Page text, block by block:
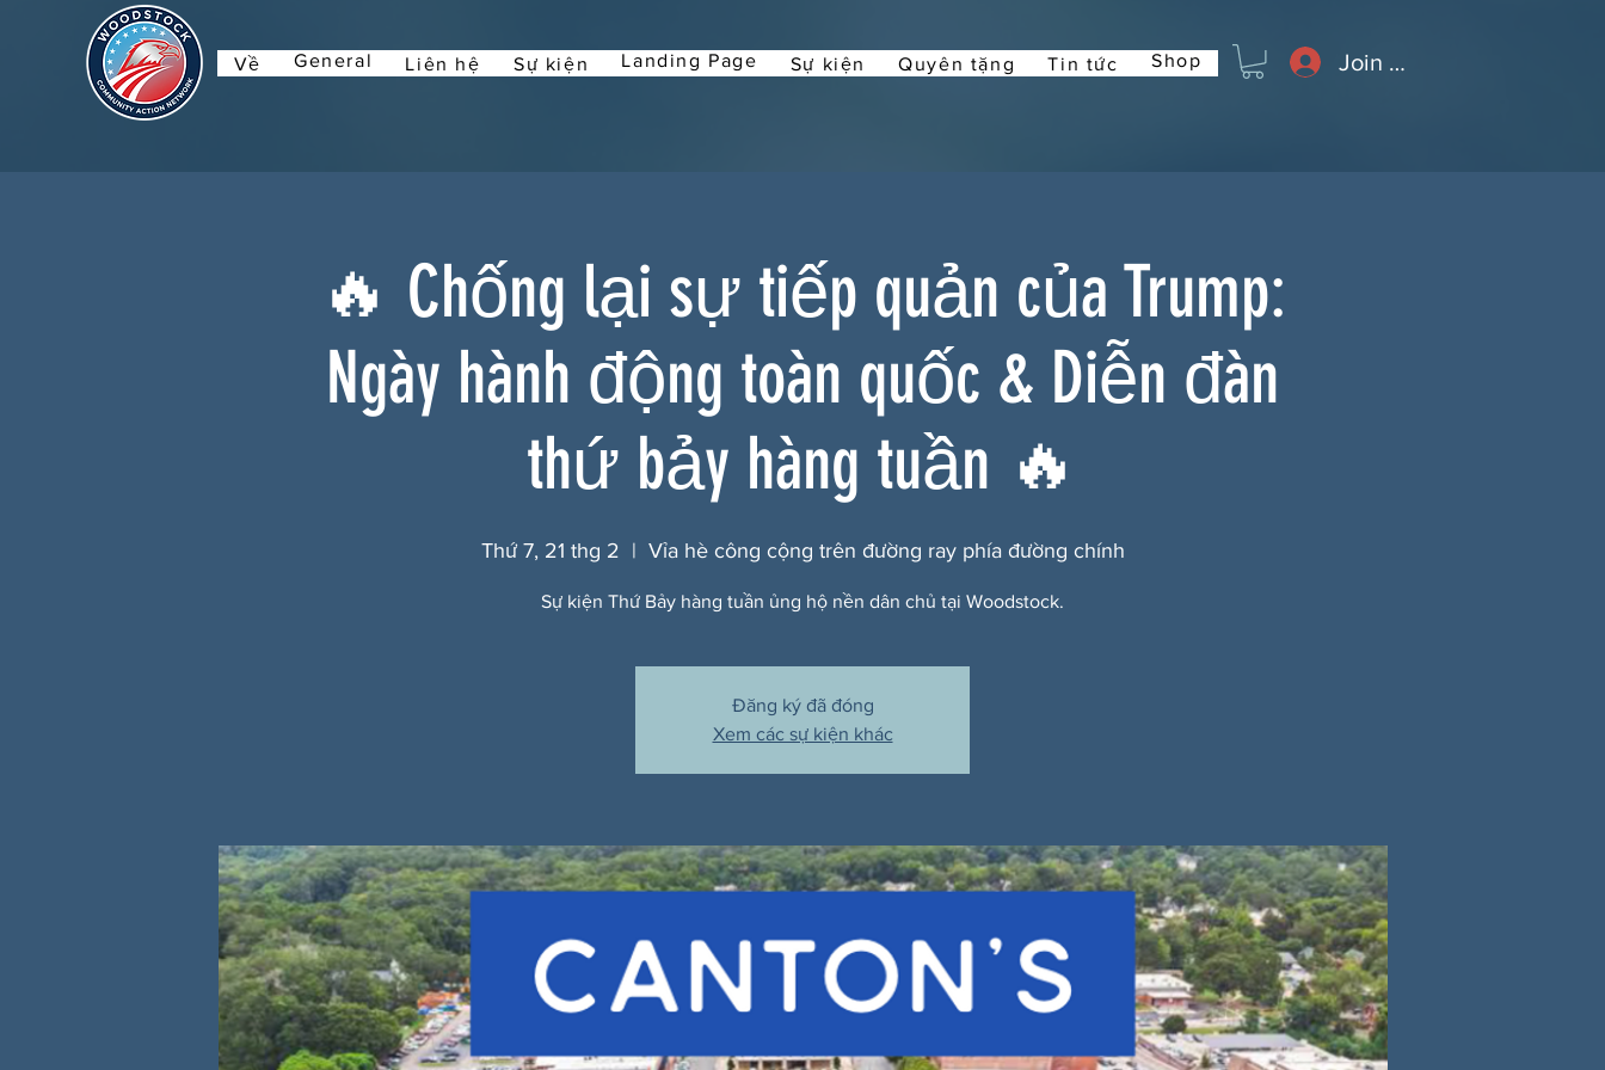
Về General Liên hệ Sự kiện Landing Page Sự kiện Quyên tặng Tin tức Shop Join or Log In
🔥 Chống lại sự tiếp quản của Trump:
Ngày hành động toàn quốc & Diễn đàn
thứ bảy hàng tuần 🔥
Thứ 7, 21 thg 2
  |
Vỉa hè công cộng trên đường ray phía đường chính
Sự kiện Thứ Bảy hàng tuần ủng hộ nền dân chủ tại Woodstock.
Đăng ký đã đóng
Xem các sự kiện khác